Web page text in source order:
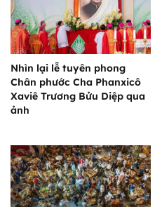
Nhìn lại lễ tuyên phong
Chân phước Cha Phanxicô
Xaviê Trương Bửu Diệp qua
ảnh